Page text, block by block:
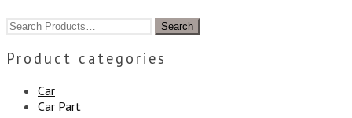
Product categories
Car
Car Part